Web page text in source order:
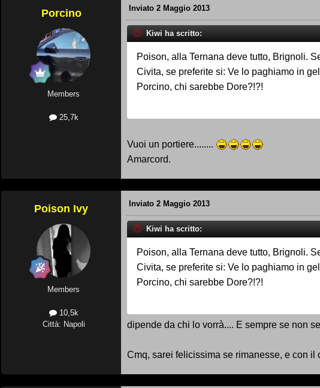
Porcino
Members
25,7k
Inviato 2 Maggio 2013
Kiwi ha scritto:
Poison, alla Ternana deve tutto, Brignoli.
Civita, se preferite si: Ve lo paghiamo in
Porcino, chi sarebbe Dore?!?!
Vuoi un portiere........
Amarcord.
Poison Ivy
Members
10,5k
Città: Napoli
Inviato 2 Maggio 2013
Kiwi ha scritto:
Poison, alla Ternana deve tutto, Brignoli.
Civita, se preferite si: Ve lo paghiamo in
Porcino, chi sarebbe Dore?!?!
dipende da chi lo vorrà.... E sempre se non
Cmq, sarei felicissima se rimanesse, e con il